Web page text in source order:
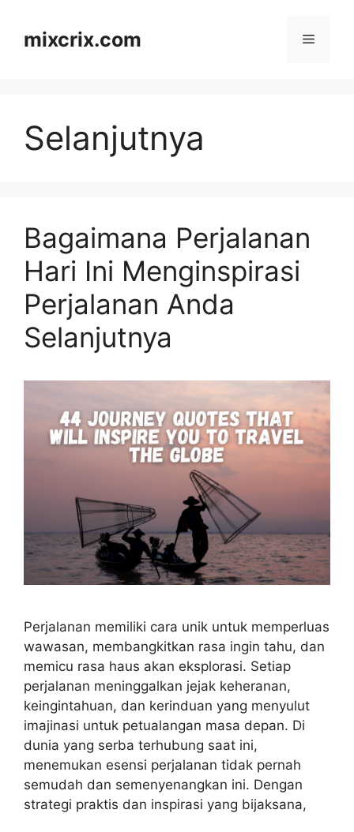
contentmixcrix.com Menu
Selanjutnya
Bagaimana Perjalanan
Hari Ini Menginspirasi
Perjalanan Anda
Selanjutnya
Perjalanan memiliki cara unik untuk memperluas
wawasan, membangkitkan rasa ingin tahu, dan
memicu rasa haus akan eksplorasi. Setiap
perjalanan meninggalkan jejak keheranan,
keingintahuan, dan kerinduan yang menyulut
imajinasi untuk petualangan masa depan. Di
dunia yang serba terhubung saat ini,
menemukan esensi perjalanan tidak pernah
semudah dan semenyenangkan ini. Dengan
strategi praktis dan inspirasi yang bijaksana,